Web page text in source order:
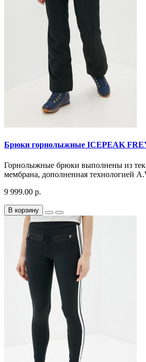
Брюки горнолыжные ICEPEAK
Горнолыжные брюки выполнены из
мембрана, дополненная технологией
9 999.00 р.
В корзину